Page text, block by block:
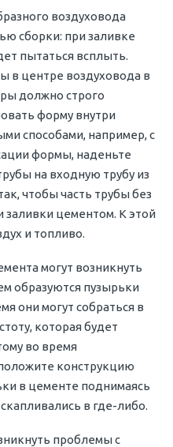
воздуховода
сборки: при заливке
пытаться всплыть.
в центре воздуховода в
должно строго
форму внутри
способами, например, с
формы, наденьте
на входную трубу из
чтобы часть трубы без
заливки цементом. К этой
и топливо.
могут возникнуть
образуются пузырьки
они могут собраться в
которая будет
во время
конструкцию
в цементе поднимаясь
в где-либо.
проблемы с